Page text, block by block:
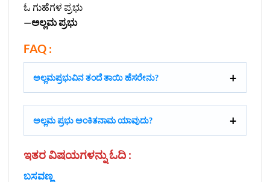
ಓ ಗುಹೆಗಳ ಪ್ರಭು
—ಅಲ್ಲಮ ಪ್ರಭು
FAQ :
ಅಲ್ಲಮಪ್ರಭುವಿನ ತಂದೆ ತಾಯಿ ಹೆಸರೇನು?
ಅಲ್ಲಮ ಪ್ರಭು ಅಂಕಿತನಾಮ ಯಾವುದು?
ಇತರ ವಿಷಯಗಳನ್ನು ಓದಿ :
ಬಸವಣ್ಣ